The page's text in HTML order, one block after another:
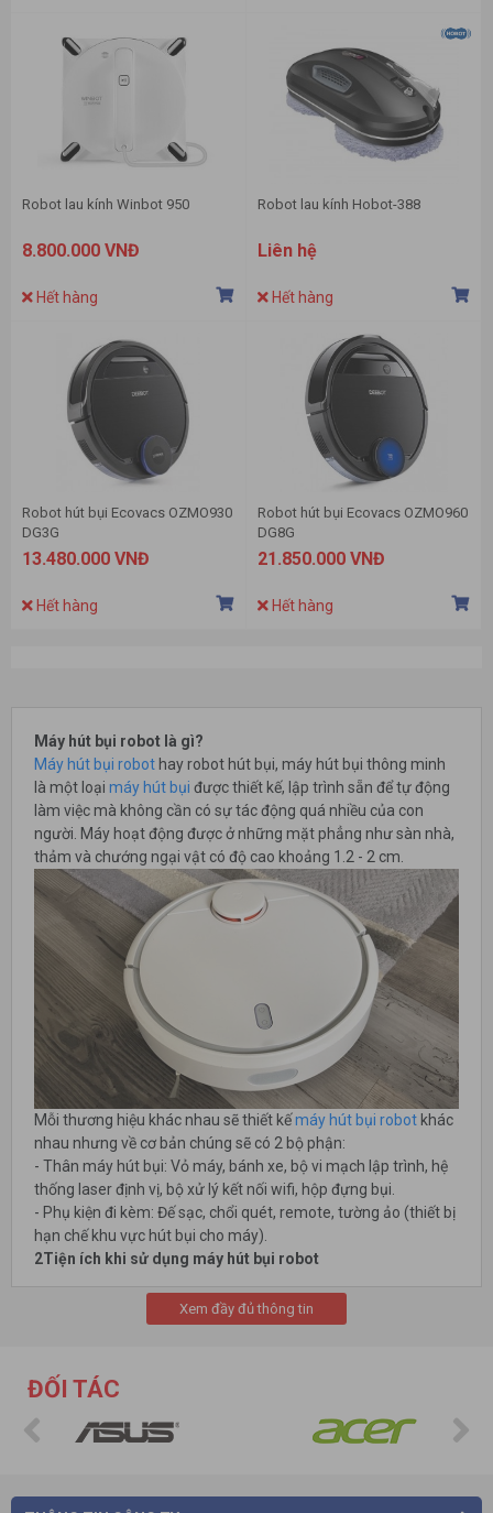
Robot lau kính Winbot 950
8.800.000 VNĐ
Hết hàng
Robot lau kính Hobot-388
Liên hệ
Hết hàng
Robot hút bụi Ecovacs OZMO930
DG3G
13.480.000 VNĐ
Hết hàng
Robot hút bụi Ecovacs OZMO960
DG8G
21.850.000 VNĐ
Hết hàng
Máy hút bụi robot là gì?
Máy hút bụi robot hay robot hút bụi, máy hút bụi thông minh
là một loại máy hút bụi được thiết kế, lập trình sẵn để tự động
làm việc mà không cần có sự tác động quá nhiều của con
người. Máy hoạt động được ở những mặt phẳng như sàn nhà,
thảm và chướng ngại vật có độ cao khoảng 1.2 - 2 cm.
Mỗi thương hiệu khác nhau sẽ thiết kếmáy hút bụi robot khác
nhau nhưng về cơ bản chúng sẽ có 2 bộ phận:
- Thân máy hút bụi: Vỏ máy, bánh xe, bộ vi mạch lập trình, hệ
thống laser định vị, bộ xử lý kết nối wifi, hộp đựng bụi.
- Phụ kiện đi kèm: Đế sạc, chổi quét, remote, tường ảo (thiết bị
hạn chế khu vực hút bụi cho máy).
2Tiện ích khi sử dụng máy hút bụi robot
- Làm việc hiệu quả trên nhiều loại sàn khác nhau từ sàn gỗ,
Xem đầy đủ thông tin
ĐỐI TÁC